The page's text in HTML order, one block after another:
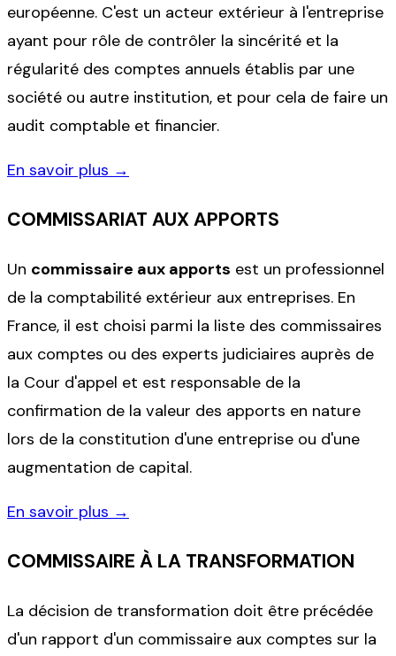
européenne. C'est un acteur extérieur à l'entreprise
ayant pour rôle de contrôler la sincérité et la
régularité des comptes annuels établis par une
société ou autre institution, et pour cela de faire un
audit comptable et financier.
En savoir plus →
COMMISSARIAT AUX APPORTS
Un commissaire aux apports est un professionnel
de la comptabilité extérieur aux entreprises. En
France, il est choisi parmi la liste des commissaires
aux comptes ou des experts judiciaires auprès de
la Cour d'appel et est responsable de la
confirmation de la valeur des apports en nature
lors de la constitution d'une entreprise ou d'une
augmentation de capital.
En savoir plus →
COMMISSAIRE À LA TRANSFORMATION
La décision de transformation doit être précédée
d'un rapport d'un commissaire aux comptes sur la